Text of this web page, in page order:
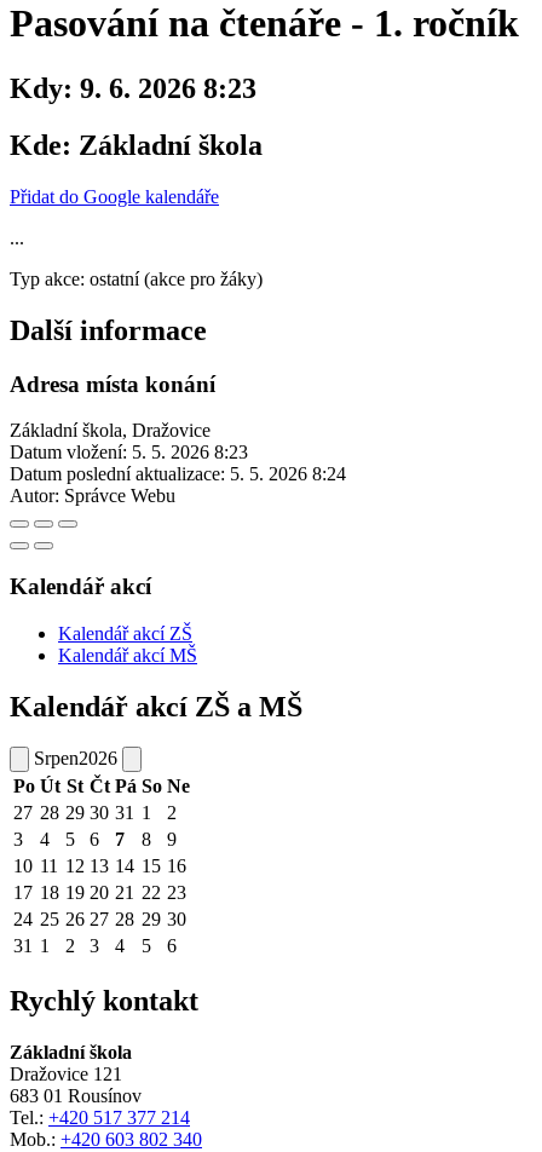
Pasování na čtenáře - 1. ročník
Kdy: 9. 6. 2026 8:23
Kde: Základní škola
Přidat do Google kalendáře
...
Typ akce: ostatní (akce pro žáky)
Další informace
Adresa místa konání
Základní škola, Dražovice
Datum vložení: 5. 5. 2026 8:23
Datum poslední aktualizace: 5. 5. 2026 8:24
Autor: Správce Webu
Kalendář akcí
Kalendář akcí ZŠ
Kalendář akcí MŠ
Kalendář akcí ZŠ a MŠ
Srpen2026
Po Út St Čt Pá So Ne
27 28 29 30 31 1
2
3
4 5 6 7 8
9
10 11 12 13 14 15 16
17 18 19 20 21 22 23
24 25 26 27 28 29 30
31 1 2 3 4 5 6
Rychlý kontakt
Základní škola
Dražovice 121
683 01 Rousínov
Tel.: +420 517 377 214
Mob.: +420 603 802 340